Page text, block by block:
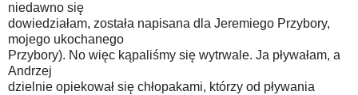
niedawno się
dowiedziałam, została napisana dla Jeremiego Przybory,
mojego ukochanego
Przybory). No więc kąpaliśmy się wytrwale. Ja pływałam, a
Andrzej
dzielnie opiekował się chłopakami, którzy od pływania